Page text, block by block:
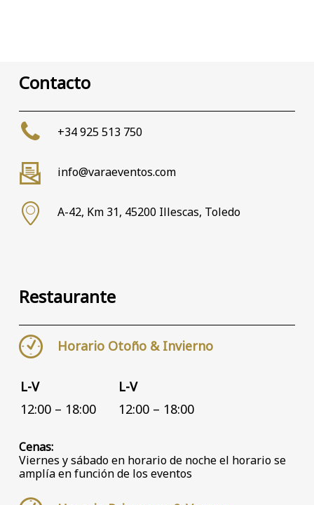
Contacto
+34 925 513 750
info@varaeventos.com
A-42, Km 31, 45200 Illescas, Toledo
Restaurante
Horario Otoño & Invierno
L-V
12:00 – 18:00
L-V
12:00 – 18:00
Cenas:
Viernes y sábado en horario de noche el horario se
amplía en función de los eventos